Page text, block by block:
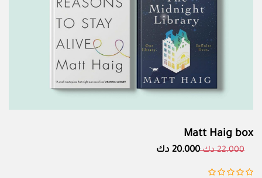
Matt Haig box
22.000 دك 20.000 دك